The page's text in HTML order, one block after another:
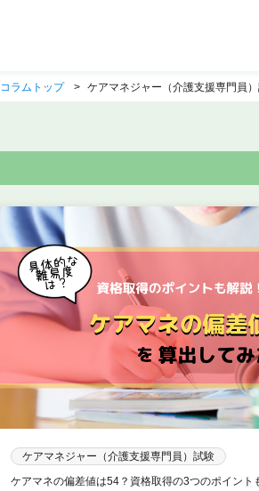
コラムトップ ケアマネジャー（介護支援専門員
ケアマネジャー（介護支援専門員）試験
ケアマネの偏差値は54？資格取得の3つのポイント